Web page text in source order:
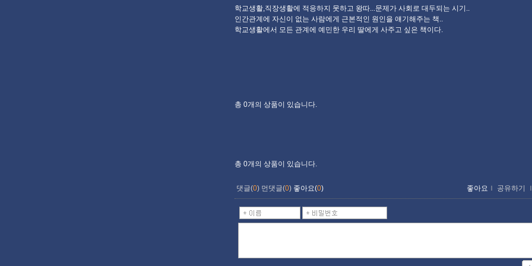
학교생활,직장생활에 적응하지 못하고 왕따...문제가 사회로 대두되는 시기..
인간관계에 자신이 없는 사람에게 근본적인 원인을 얘기해주는 책..
학교생활에서 모든 관계에 예민한 우리 딸에게 사주고 싶은 책이다.
총 0개 의 상품이 있습니다.
총 0개 의 상품이 있습니다.
댓글(0) 먼댓글(0) 좋아요(0) 좋아요 ｌ 공유하기 ｌ